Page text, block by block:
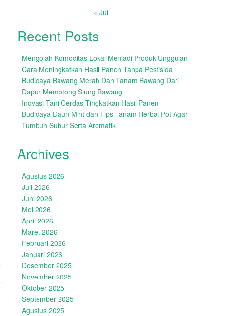
« Jul
Recent Posts
Mengolah Komoditas Lokal Menjadi Produk Unggulan
Cara Meningkatkan Hasil Panen Tanpa Pestisida
Budidaya Bawang Merah Dan Tanam Bawang Dari
Dapur Memotong Siung Bawang
Inovasi Tani Cerdas Tingkatkan Hasil Panen
Budidaya Daun Mint dan Tips Tanam Herbal Pot Agar
Tumbuh Subur Serta Aromatik
Archives
Agustus 2026
Juli 2026
Juni 2026
Mei 2026
April 2026
Maret 2026
Februari 2026
Januari 2026
Desember 2025
November 2025
Oktober 2025
September 2025
Agustus 2025